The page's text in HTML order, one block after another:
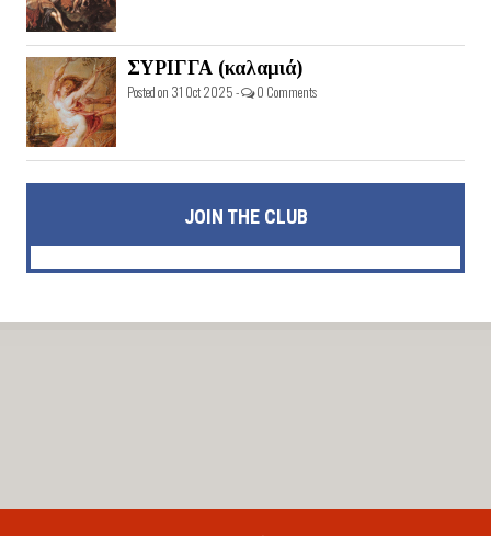
ΣΥΡΙΓΓΑ (καλαμιά)
Posted on 31 Oct 2025 - 0 Comments
JOIN THE CLUB